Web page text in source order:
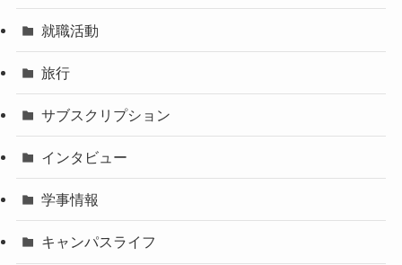
就職活動
旅行
サブスクリプション
インタビュー
学事情報
キャンパスライフ